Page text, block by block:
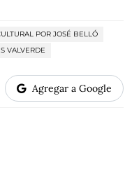
POR JOSÉ BELLÓ
VALVERDE
Agregar a Google